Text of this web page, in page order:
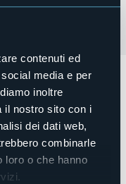
contenuti ed
media e per
inoltre
il nostro sito con i
dei dati web,
combinarle
loro o che hanno
– presso Chiesa
Sacra Scrittura e
Santa